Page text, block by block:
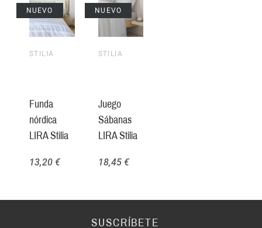
STILIA
Funda
nórdica
LIRA Stilia
13,20 €
NUEVO
STILIA
Juego
Sábanas
LIRA Stilia
18,45 €
NUEVO
SUSCRÍBETE